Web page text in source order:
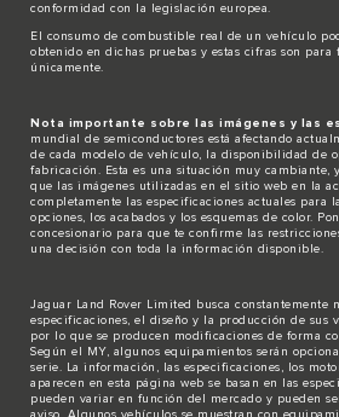
conformidad con la legislación europea.
El consumo de combustible real de un vehículo
obtenido en dichas pruebas y estas cifras son para
únicamente.
Nota importante sobre las imágenes y las
mundial de semiconductores está afectando
de cada modelo de vehículo, la disponibilidad de
fabricación. Esta es una situación muy cambiante,
que las imágenes utilizadas en el sitio web en la
completamente las especificaciones actuales para
opciones, los acabados y los esquemas de color.
concesionario para que te confirme las
una decisión con toda la información disponible.
Jaguar Land Rover Limited busca constantemente
especificaciones, el diseño y la producción de sus
por lo que se producen modificaciones de forma
Según el MY, algunos equipamientos serán
serie. La información, las especificaciones, los
aparecen en esta página web se basan en las
pueden variar en función del mercado y pueden
aviso. Algunos vehículos se muestran con